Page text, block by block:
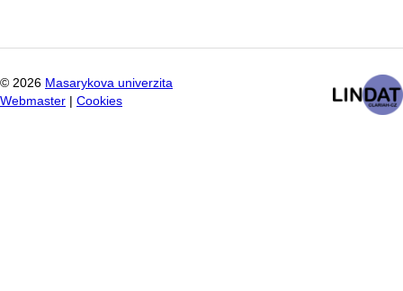
© 2026 Masarykova univerzita
Webmaster
Cookies